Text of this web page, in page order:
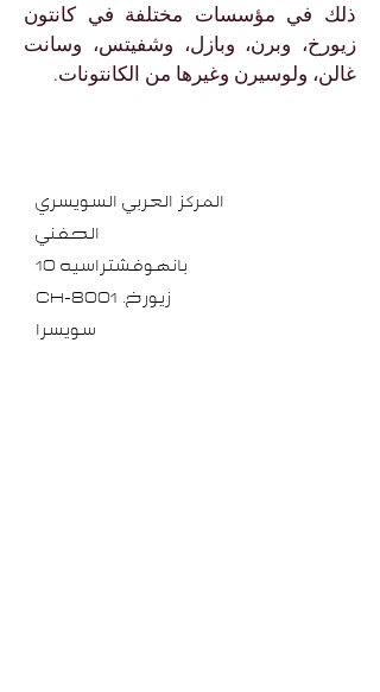
ذلك في مؤسسات مختلفة في كانتون
زيورخ، وبرن، وبازل، وشفيتس، وسانت
غالن، ولوسيرن وغيرها من الكانتونات.
المركز العربي السويسري
الحفني
بانهوفشتراسيه 10
CH-8001 .زيورخ
سويسرا